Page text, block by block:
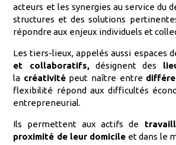
acteurs et les synergies au service du
structures et des solutions
répondre aux enjeux individuels et
Les tiers-lieux, appelés aussi espaces
et collaboratifs,désignent des
la créativitépeut naître entre
flexibilité répond aux difficultés
entrepreneurial.
Ils permettent aux actifs de
proximité de leur domicile et dans le